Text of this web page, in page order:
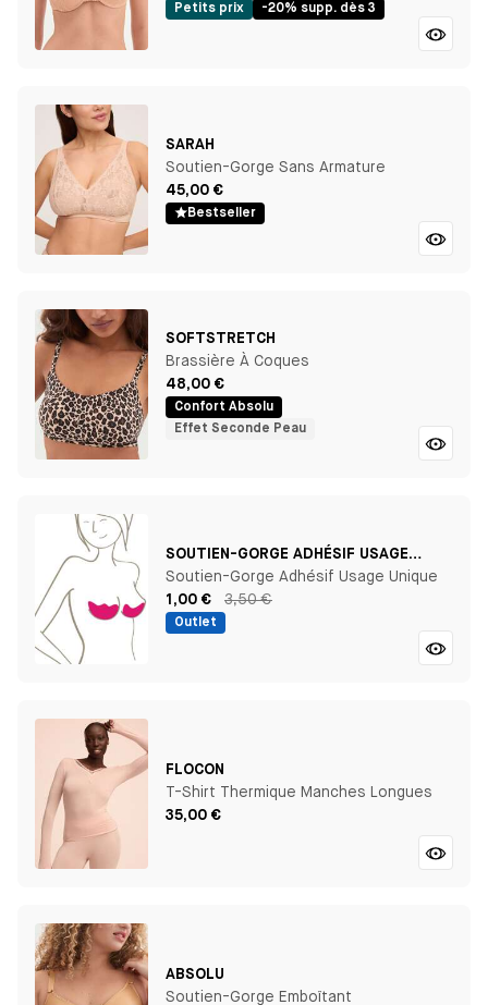
Petits prix -20% supp. dès 3
SARAH
Soutien-Gorge Sans Armature
45,00 €
Bestseller
SOFTSTRETCH
Brassière À Coques
48,00 €
Confort Absolu
Effet Seconde Peau
SOUTIEN-GORGE ADHÉSIF USAGE
UNIQUE
Soutien-Gorge Adhésif Usage Unique
1,00 €
3,50 €
Outlet
FLOCON
T-Shirt Thermique Manches Longues
35,00 €
ABSOLU
Soutien-Gorge Emboîtant